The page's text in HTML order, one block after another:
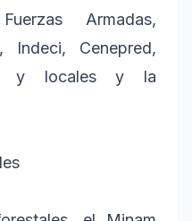
Armadas,
Indeci, Cenepred,
y locales y la